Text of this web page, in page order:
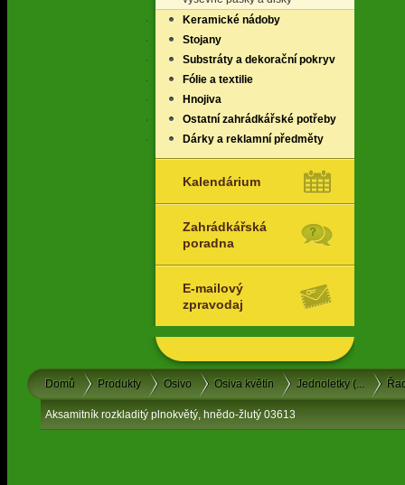
Keramické nádoby
Stojany
Substráty a dekorační pokryv
Fólie a textilie
Hnojiva
Ostatní zahrádkářské potřeby
Dárky a reklamní předměty
Kalendárium
Zahrádkářská
poradna
E-mailový
zpravodaj
Domů Produkty Osivo Osiva květin Jednoletky (...
Aksamitník rozkladitý plnokvětý, hnědo-žlutý 03613